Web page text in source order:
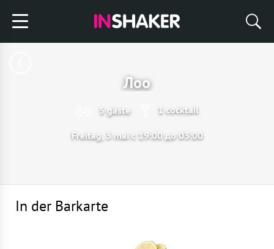
Лоо
5 gäste 1 cocktail
Freitag, 3 mai с 19:00 до 03:00
In der Barkarte